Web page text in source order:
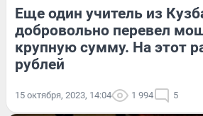
Еще один учитель из
добровольно перевел
крупную сумму. На этот
рублей
15 октября, 2023, 14:04 1 994 5